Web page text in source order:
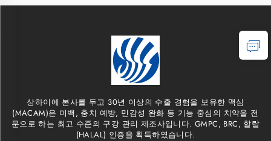
상하이에 본사를 두고 30년 이상의 수출 경험을 보유한 맥심
(MACAM)은 미백, 충치 예방, 민감성 완화 등 기능 중심의 치약을 전
문으로 하는 최고 수준의 구강 관리 제조사입니다. GMPC, BRC, 할랄
(HALAL) 인증을 획득하였습니다.